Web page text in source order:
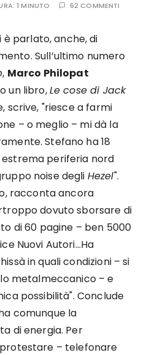
1 MINUTO 62 COMMENTI
è parlato, anche, di
Sull’ultimo numero
, Marco Philopat
un libro,Le cose di Jack
scrive, "riesce a farmi
– o meglio – mi dà la
Stefano ha 18
estrema periferia nord
noise degli Hezel".
racconta ancora
dovuto sborsare di
di 60 pagine – ben 5000
Nuovi Autori…Ha
in quali condizioni – si
metalmeccanico – e
possibilità". Conclude
comunque la
di energia. Per
– telefonare